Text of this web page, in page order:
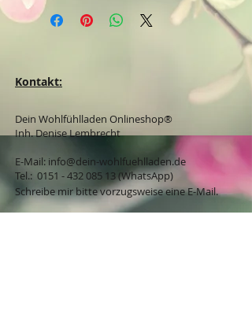
Kontakt:
Dein Wohlfühlladen Onlineshop®
Inh. Denise Lembrecht
E-Mail: info@dein-wohlfuehlladen.de
​​​​​​​​​​​​​​​​​​​​Tel.: 0151 - 432 085 13(WhatsApp)
Schreibe mir bitte vorzugsweise eine E-Mail.